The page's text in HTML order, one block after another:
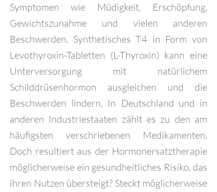
Symptomen wie Müdigkeit, Erschöpfung,
Gewichtszunahme und vielen anderen
Beschwerden. Synthetisches T4 in Form von
Levothyroxin-Tabletten (L-Thyroxin) kann eine
Unterversorgung mit natürlichem
Schilddrüsenhormon ausgleichen und die
Beschwerden lindern. In Deutschland und in
anderen Industriestaaten zählt es zu den am
häufigsten verschriebenen Medikamenten.
Doch resultiert aus der Hormonersatztherapie
möglicherweise ein gesundheitliches Risiko, das
ihren Nutzen übersteigt? Steckt möglicherweise